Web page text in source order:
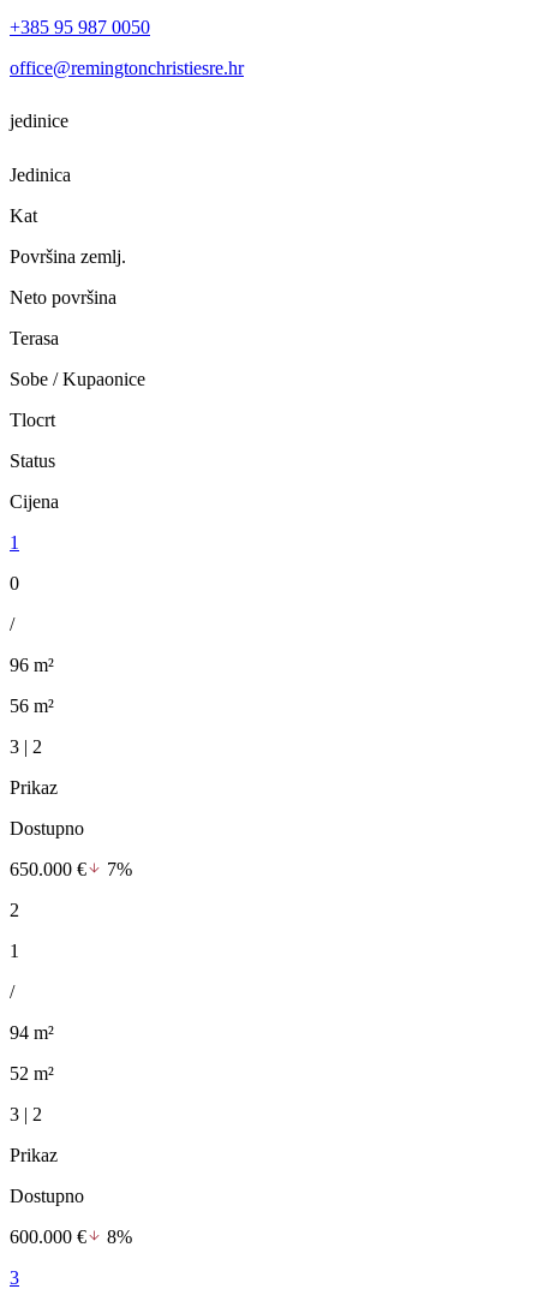
+385 95 987 0050
office@remingtonchristiesre.hr
jedinice
Jedinica
Kat
Površina zemlj.
Neto površina
Terasa
Sobe / Kupaonice
Tlocrt
Status
Cijena
1
0
/
96 m²
56 m²
3 | 2
Prikaz
Dostupno
650.000 €
7%
2
1
/
94 m²
52 m²
3 | 2
Prikaz
Dostupno
600.000 €
8%
3